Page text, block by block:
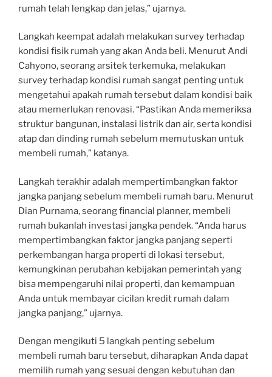
rumah telah lengkap dan jelas,” ujarnya.
Langkah keempat adalah melakukan survey terhadap
kondisi fisik rumah yang akan Anda beli. Menurut Andi
Cahyono, seorang arsitek terkemuka, melakukan
survey terhadap kondisi rumah sangat penting untuk
mengetahui apakah rumah tersebut dalam kondisi baik
atau memerlukan renovasi. “Pastikan Anda memeriksa
struktur bangunan, instalasi listrik dan air, serta kondisi
atap dan dinding rumah sebelum memutuskan untuk
membeli rumah,” katanya.
Langkah terakhir adalah mempertimbangkan faktor
jangka panjang sebelum membeli rumah baru. Menurut
Dian Purnama, seorang financial planner, membeli
rumah bukanlah investasi jangka pendek. “Anda harus
mempertimbangkan faktor jangka panjang seperti
perkembangan harga properti di lokasi tersebut,
kemungkinan perubahan kebijakan pemerintah yang
bisa mempengaruhi nilai properti, dan kemampuan
Anda untuk membayar cicilan kredit rumah dalam
jangka panjang,” ujarnya.
Dengan mengikuti 5 langkah penting sebelum
membeli rumah baru tersebut, diharapkan Anda dapat
memilih rumah yang sesuai dengan kebutuhan dan